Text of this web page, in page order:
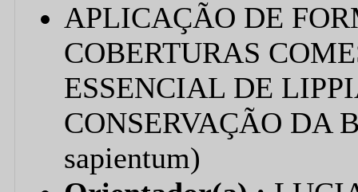
APLICAÇÃO DE
COBERTURAS
ESSENCIAL DE
CONSERVAÇÃO DA
sapientum)